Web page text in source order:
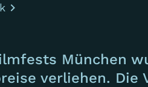
München
verliehen.